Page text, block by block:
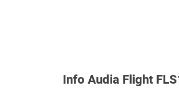
Info Audia Flight